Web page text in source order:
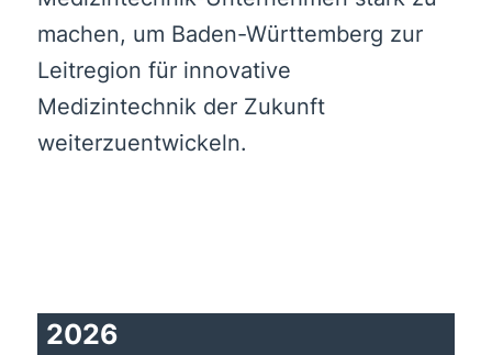
machen, um Baden-Württemberg zur
Leitregion für innovative
Medizintechnik der Zukunft
weiterzuentwickeln.
2026